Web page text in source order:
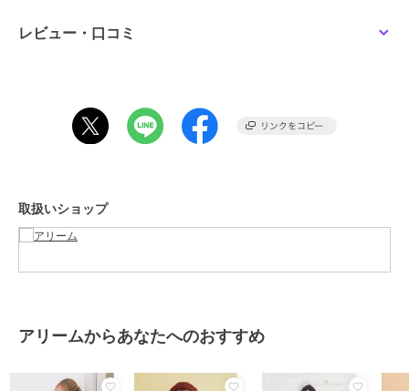
ラインストーンが取れやすくなっております。
伸縮性[ややあり]
裏地[なし]
ナー
トップス ／スウェット・トレー
レビュー・口コミ
取扱いショップ
アリームからあなたへのおすすめ